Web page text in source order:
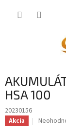
HSA 100
20230156
Akcia